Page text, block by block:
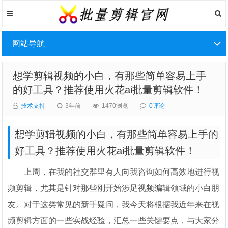
网站导航
想学剪辑视频的小白，有那些简单容易上手
的好工具？推荐使用火花ai批量剪辑软件！
技术支持 3年前 1470浏览 0评论
想学剪辑视频的小白，有那些简单容易上手的
好工具？推荐使用火花ai批量剪辑软件！
上周，在我的社交群里有人向我咨询如何高效地进行视
频剪辑，尤其是针对那些刚开始涉足视频编辑领域的小白朋
友。对于这类常见的新手疑问，我今天将根据我近年来在视
频剪辑方面的一些实战经验，汇总一些关键要点，与大家分